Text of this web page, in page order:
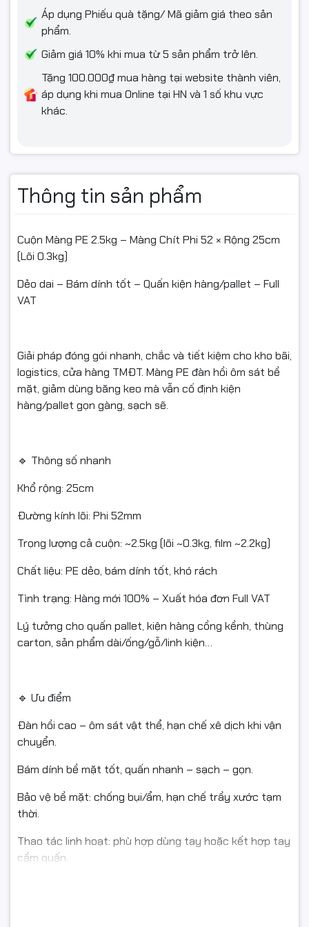
Áp dụng Phiếu quà tặng/ Mã giảm giá theo sản
phẩm.
Giảm giá 10% khi mua từ 5 sản phẩm trở lên.
Tặng 100.000₫ mua hàng tại website thành viên,
áp dụng khi mua Online tại HN và 1 số khu vực
khác.
Thông tin sản phẩm
Cuộn Màng PE 2.5kg – Màng Chít Phi 52 × Rộng 25cm
(Lõi 0.3kg)
Dẻo dai – Bám dính tốt – Quấn kiện hàng/pallet – Full
VAT
Giải pháp đóng gói nhanh, chắc và tiết kiệm cho kho bãi,
logistics, cửa hàng TMĐT. Màng PE đàn hồi ôm sát bề
mặt, giảm dùng băng keo mà vẫn cố định kiện
hàng/pallet gọn gàng, sạch sẽ.
🔹 Thông số nhanh
Khổ rộng: 25cm
Đường kính lõi: Phi 52mm
Trọng lượng cả cuộn: ~2.5kg (lõi ~0.3kg, film ~2.2kg)
Chất liệu: PE dẻo, bám dính tốt, khó rách
Tình trạng: Hàng mới 100% – Xuất hóa đơn Full VAT
Lý tưởng cho quấn pallet, kiện hàng cồng kềnh, thùng
carton, sản phẩm dài/ống/gỗ/linh kiện…
🔹 Ưu điểm
Đàn hồi cao – ôm sát vật thể, hạn chế xê dịch khi vận
chuyển.
Bám dính bề mặt tốt, quấn nhanh – sạch – gọn.
Bảo vệ bề mặt: chống bụi/ẩm, hạn chế trầy xước tạm
thời.
Thao tác linh hoạt: phù hợp dùng tay hoặc kết hợp tay
cầm quấn.
#mangchit #mangPE #mangco #quanhang #quandonggoi
#pallet #donggoi #baovesanpham #fullVAT #khohang
#logistics #ngocthocomputer